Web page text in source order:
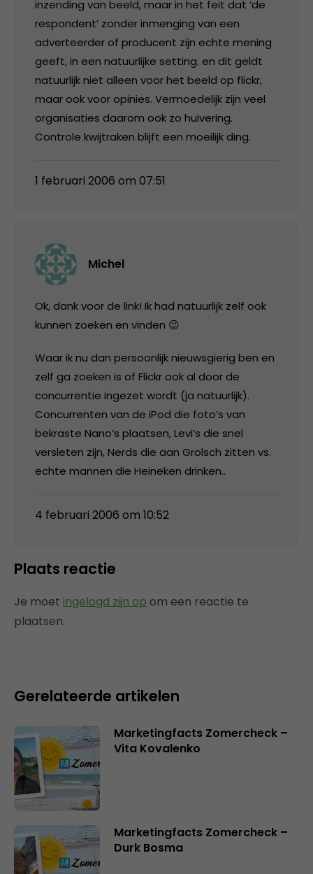
inzending van beeld, maar in het feit dat ‘de
respondent’ zonder inmenging van een
adverteerder of producent zijn echte mening
geeft, in een natuurlijke setting. en dit geldt
natuurlijk niet alleen voor het beeld op flickr,
maar ook voor opinies. Vermoedelijk zijn veel
organisaties daarom ook zo huivering.
Controle kwijtraken blijft een moeilijk ding.
1 februari 2006 om 07:51
Michel
Ok, dank voor de link! Ik had natuurlijk zelf ook
kunnen zoeken en vinden 😉
Waar ik nu dan persoonlijk nieuwsgierig ben en
zelf ga zoeken is of Flickr ook al door de
concurrentie ingezet wordt (ja natuurlijk).
Concurrenten van de iPod die foto’s van
bekraste Nano’s plaatsen, Levi’s die snel
versleten zijn, Nerds die aan Grolsch zitten vs.
echte mannen die Heineken drinken..
4 februari 2006 om 10:52
Plaats reactie
Je moet ingelogd zijn op om een reactie te
plaatsen.
Gerelateerde artikelen
Marketingfacts Zomercheck –
Vita Kovalenko
Marketingfacts Zomercheck –
Durk Bosma